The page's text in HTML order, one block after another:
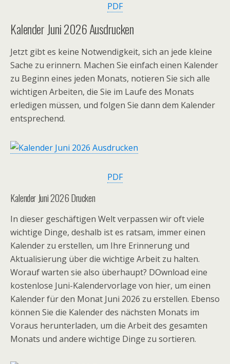
PDF
Kalender Juni 2026 Ausdrucken
Jetzt gibt es keine Notwendigkeit, sich an jede kleine
Sache zu erinnern. Machen Sie einfach einen Kalender
zu Beginn eines jeden Monats, notieren Sie sich alle
wichtigen Arbeiten, die Sie im Laufe des Monats
erledigen müssen, und folgen Sie dann dem Kalender
entsprechend.
PDF
Kalender Juni 2026 Drucken
In dieser geschäftigen Welt verpassen wir oft viele
wichtige Dinge, deshalb ist es ratsam, immer einen
Kalender zu erstellen, um Ihre Erinnerung und
Aktualisierung über die wichtige Arbeit zu halten.
Worauf warten sie also überhaupt? DOwnload eine
kostenlose Juni-Kalendervorlage von hier, um einen
Kalender für den Monat Juni 2026 zu erstellen. Ebenso
können Sie die Kalender des nächsten Monats im
Voraus herunterladen, um die Arbeit des gesamten
Monats und andere wichtige Dinge zu sortieren.